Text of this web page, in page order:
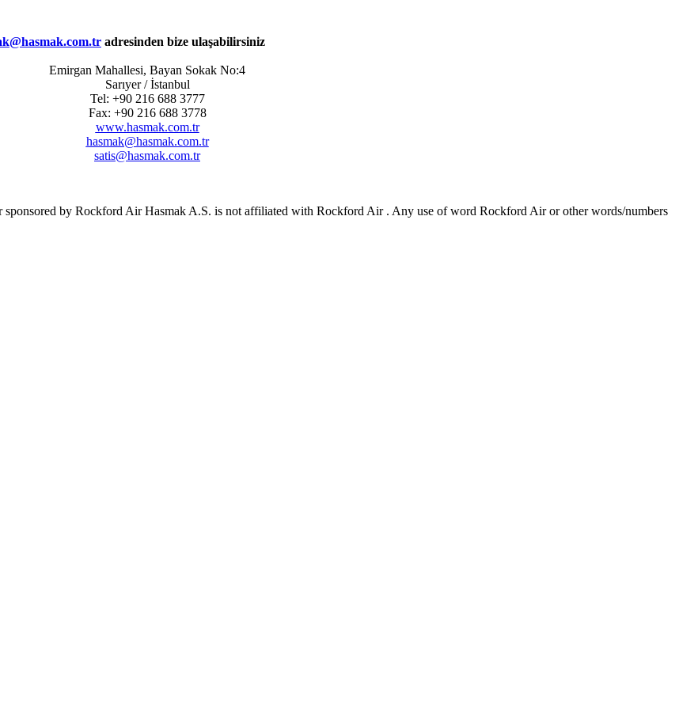
adresinden bize ulaşabilirsiniz
Emirgan Mahallesi, Bayan Sokak No:4
Sarıyer / İstanbul
Tel: +90 216 688 3777
Fax: +90 216 688 3778
www.hasmak.com.tr
hasmak@hasmak.com.tr
satis@hasmak.com.tr
by Rockford Air Hasmak A.S. is not affiliated with Rockford Air . Any use of word Rockford Air or other words/numbers